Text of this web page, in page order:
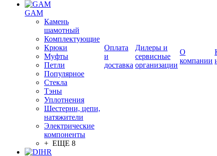
GAM
Камень
шамотный
Комплектующие
Крюки
Муфты
Петли
Популярное
Стекла
Тэны
Уплотнения
Шестерни, цепи,
натяжители
Электрические
компоненты
+ ЕЩЕ 8
Оплата
и
доставка
Дилеры и
сервисные
организации
О
компании